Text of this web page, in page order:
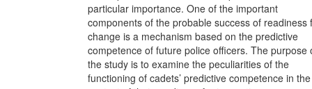
particular importance. One of the important
components of the probable success of readiness
change is a mechanism based on the predictive
competence of future police officers. The purpose
the study is to examine the peculiarities of the
functioning of cadets’ predictive competence in the